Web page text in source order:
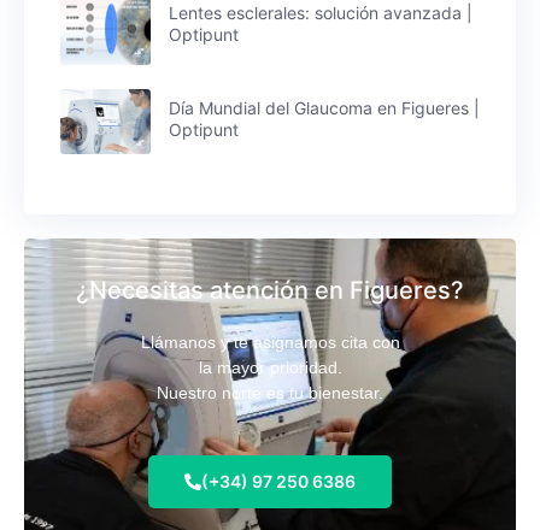
Lentes esclerales: solución avanzada |
Optipunt
Día Mundial del Glaucoma en Figueres |
Optipunt
¿Necesitas atención en Figueres?
Llámanos y te asignamos cita con
la mayor prioridad.
Nuestro norte es tu bienestar.
(+34) 97 250 6386